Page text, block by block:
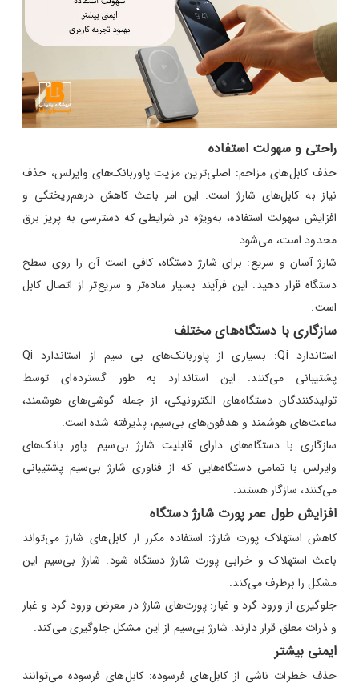
راحتی و سهولت استفاده
حذف کابل‌های مزاحم: اصلی‌ترین مزیت پاوربانک‌های وایرلس، حذف
نیاز به کابل‌های شارژ است. این امر باعث کاهش درهم‌ریختگی و
افزایش سهولت استفاده، به‌ویژه در شرایطی که دسترسی به پریز برق
محدود است، می‌شود.
شارژ آسان و سریع: برای شارژ دستگاه، کافی است آن را روی سطح
دستگاه قرار دهید. این فرآیند بسیار ساده‌تر و سریع‌تر از اتصال کابل
است.
سازگاری با دستگاه‌های مختلف
استاندارد Qi: بسیاری از پاوربانک‌های بی سیم از استاندارد Qi
پشتیبانی می‌کنند. این استاندارد به طور گسترده‌ای توسط
تولیدکنندگان دستگاه‌های الکترونیکی، از جمله گوشی‌های هوشمند،
ساعت‌های هوشمند و هدفون‌های بی‌سیم، پذیرفته شده است.
سازگاری با دستگاه‌های دارای قابلیت شارژ بی‌سیم: پاور بانک‌های
وایرلس با تمامی دستگاه‌هایی که از فناوری شارژ بی‌سیم پشتیبانی
می‌کنند، سازگار هستند.
افزایش طول عمر پورت شارژ دستگاه
کاهش استهلاک پورت شارژ: استفاده مکرر از کابل‌های شارژ می‌تواند
باعث استهلاک و خرابی پورت شارژ دستگاه شود. شارژ بی‌سیم این
مشکل را برطرف می‌کند.
جلوگیری از ورود گرد و غبار: پورت‌های شارژ در معرض ورود گرد و غبار
و ذرات معلق قرار دارند. شارژ بی‌سیم از این مشکل جلوگیری می‌کند.
ایمنی بیشتر
حذف خطرات ناشی از کابل‌های فرسوده: کابل‌های فرسوده می‌توانند